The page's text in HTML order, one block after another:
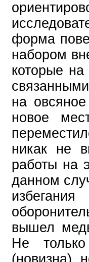
форма
набором
которые на
на
новое
никак не
работы на
данном
вышел
Не
(новизна),